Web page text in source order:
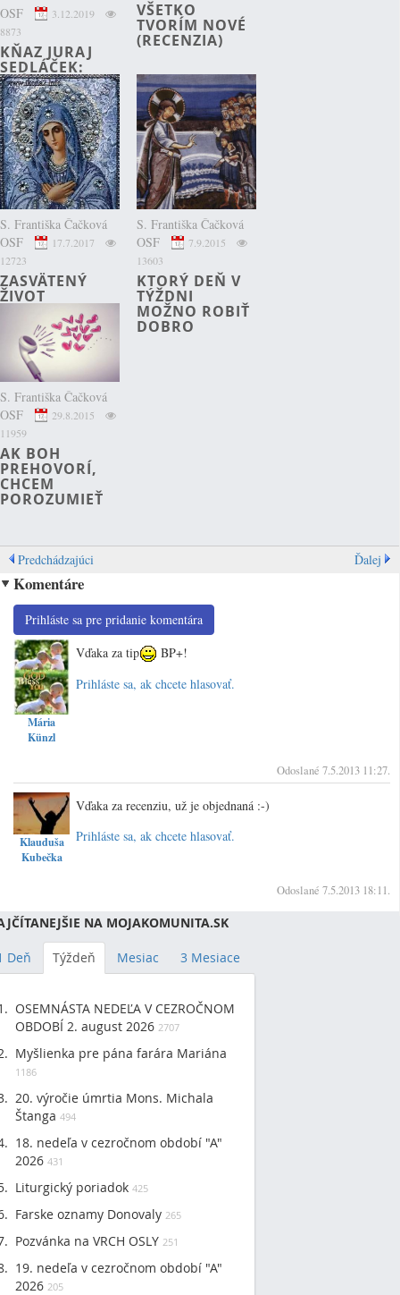
OSF
3.12.2019
8873
KŇAZ JURAJ
SEDLÁČEK:
PRÍTOMNÝ
OTEC JE
DAROM
(RECENZIA)
VŠETKO
TVORÍM NOVÉ
(RECENZIA)
S. Františka Čačková
OSF
17.7.2017
12723
ZASVÄTENÝ
ŽIVOT
S. Františka Čačková
OSF
7.9.2015
13603
KTORÝ DEŇ V
TÝŽDNI
MOŽNO ROBIŤ
DOBRO
S. Františka Čačková
OSF
29.8.2015
11959
AK BOH
PREHOVORÍ,
CHCEM
POROZUMIEŤ
Predchádzajúci Ďalej
Komentáre
Prihláste sa pre pridanie komentára
Mária
Künzl
Vďaka za tip
BP+!
Prihláste sa, ak chcete hlasovať.
Odoslané 7.5.2013 11:27.
Klauduša
Kubečka
Vďaka za recenziu, už je objednaná :-)
Prihláste sa, ak chcete hlasovať.
Odoslané 7.5.2013 18:11.
NA MOJAKOMUNITA.SK
Deň Týždeň Mesiac 3 Mesiace
OSEMNÁSTA NEDEĽA V CEZROČNOM
OBDOBÍ 2. august 2026 2707
Myšlienka pre pána farára Mariána
1186
20. výročie úmrtia Mons. Michala
Štanga 494
18. nedeľa v cezročnom období "A"
2026 431
Liturgický poriadok 425
Farske oznamy Donovaly 265
Pozvánka na VRCH OSLY 251
19. nedeľa v cezročnom období "A"
2026 205